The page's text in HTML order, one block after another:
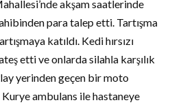
akşam saatlerinde
para talep etti. Tartışma
katıldı. Kedi hırsızı
etti ve onlarda silahla karşılık
yerinden geçen bir moto
ambulans ile hastaneye